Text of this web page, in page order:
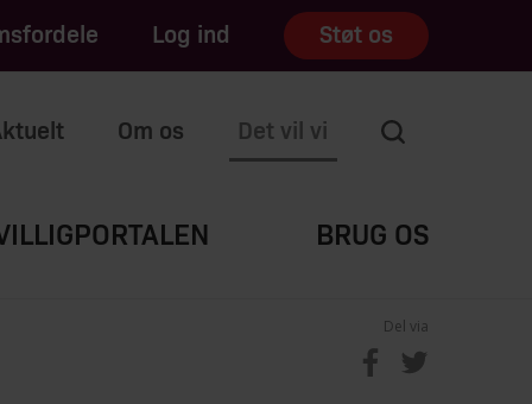
Log ind Støt os
Om os Det vil vi
BRUG OS
Del via